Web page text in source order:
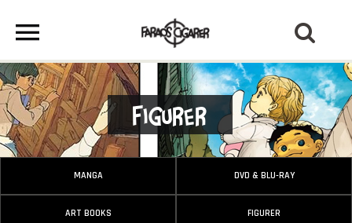
Figurer
MANGA DVD & BLU-RAY
ART BOOKS FIGURER